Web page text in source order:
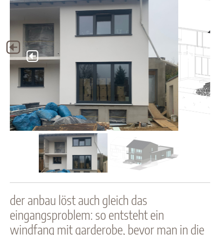
der anbau löst auch gleich das
eingangsproblem: so entsteht ein
windfang mit garderobe, bevor man in die